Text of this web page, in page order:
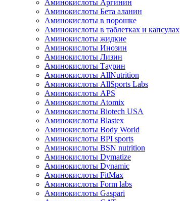
Аминокислоты Аргинин
Аминокислоты Бета аланин
Аминокислоты в порошке
Аминокислоты в таблетках и капсулах
Аминокислоты жидкие
Аминокислоты Инозин
Аминокислоты Лизин
Аминокислоты Таурин
Аминокислоты AllNutrition
Аминокислоты AllSports Labs
Аминокислоты APS
Аминокислоты Atomix
Аминокислоты Biotech USA
Аминокислоты Blastex
Аминокислоты Body World
Аминокислоты BPI sports
Аминокислоты BSN nutrition
Аминокислоты Dymatize
Аминокислоты Dynamic
Аминокислоты FitMax
Аминокислоты Form labs
Аминокислоты Gaspari